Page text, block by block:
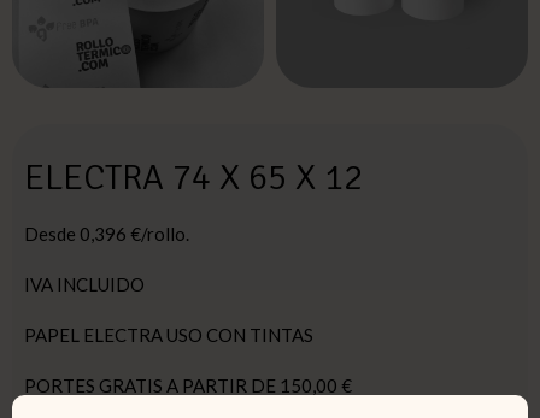
ELECTRA 74 X 65 X 12
Desde 0,396 €/rollo.
IVA INCLUIDO
PAPEL ELECTRA USO CON TINTAS
PORTES GRATIS A PARTIR DE 150,00 €